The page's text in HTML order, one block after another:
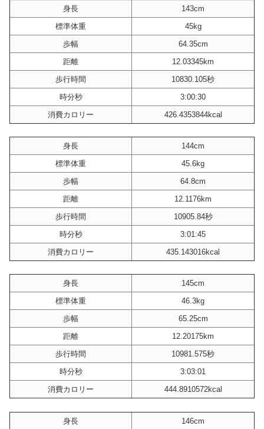
身長
143cm
標準体重
45kg
歩幅
64.35cm
距離
12.03345km
歩行時間
10830.105秒
時分秒
3:00:30
消費カロリー
426.4353844kcal
身長
144cm
標準体重
45.6kg
歩幅
64.8cm
距離
12.1176km
歩行時間
10905.84秒
時分秒
3:01:45
消費カロリー
435.143016kcal
身長
145cm
標準体重
46.3kg
歩幅
65.25cm
距離
12.20175km
歩行時間
10981.575秒
時分秒
3:03:01
消費カロリー
444.8910572kcal
身長
146cm